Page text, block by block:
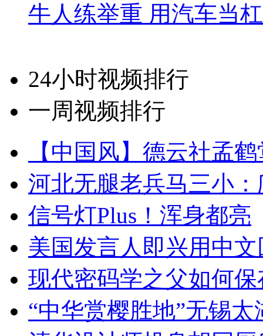
牛人练举重 用汽车当
24小时视频排行
一周视频排行
【中国风】德云社孟
河北无腿老兵马三小
信号灯Plus！浑身都亮
美国发言人即兴用中
现代密码学之父如何
“中华赏樱胜地”无锡